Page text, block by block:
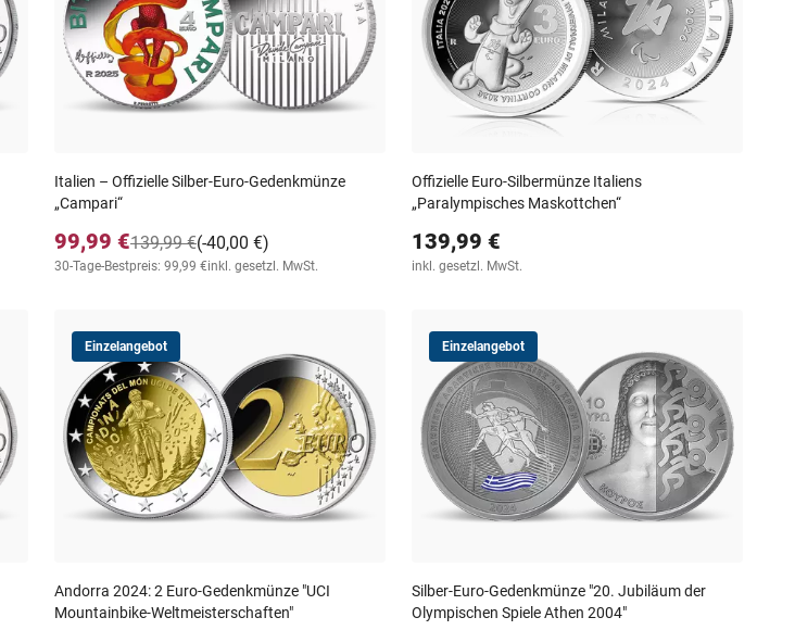
Italien – Offizielle Silber-Euro-Gedenkmünze
„Campari“
99,99 € (-40,00 €)
139,99 €
30-Tage-Bestpreis: 99,99 €inkl. gesetzl. MwSt.
Offizielle Euro-Silbermünze Italiens
„Paralympisches Maskottchen“
139,99 €
inkl. gesetzl. MwSt.
Einzelangebot
Andorra 2024: 2 Euro-Gedenkmünze "UCI
Mountainbike-Weltmeisterschaften"
Einzelangebot
Silber-Euro-Gedenkmünze "20. Jubiläum der
Olympischen Spiele Athen 2004"